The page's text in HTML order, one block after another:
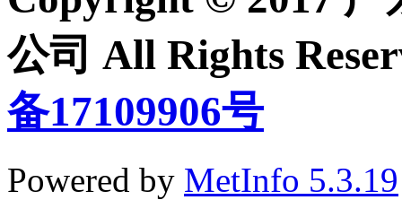
公司 All Rights
备17109906号
Powered by MetInfo 5.3.19